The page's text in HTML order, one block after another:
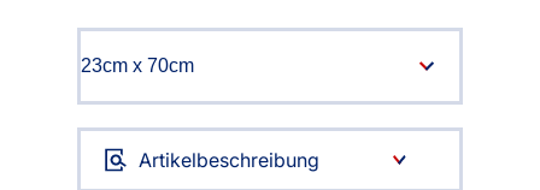
Artikelbeschreibung